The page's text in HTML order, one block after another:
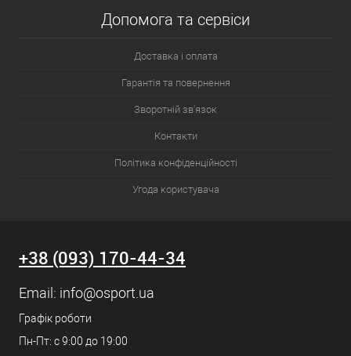
Допомога та сервіси
Доставка і оплата
Гарантія та повернення
Зворотній зв'язок
Контакти
Політика конфіденційності
Угода користувача
+38 (093) 170-44-34
Email: info@osport.ua
Графік роботи
Пн-Пт: с 9:00 до 19:00